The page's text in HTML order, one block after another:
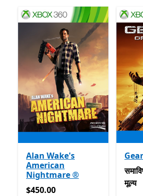
Alan Wake's
American
Nightmare ®
$450.00
$450.00
मूल्य